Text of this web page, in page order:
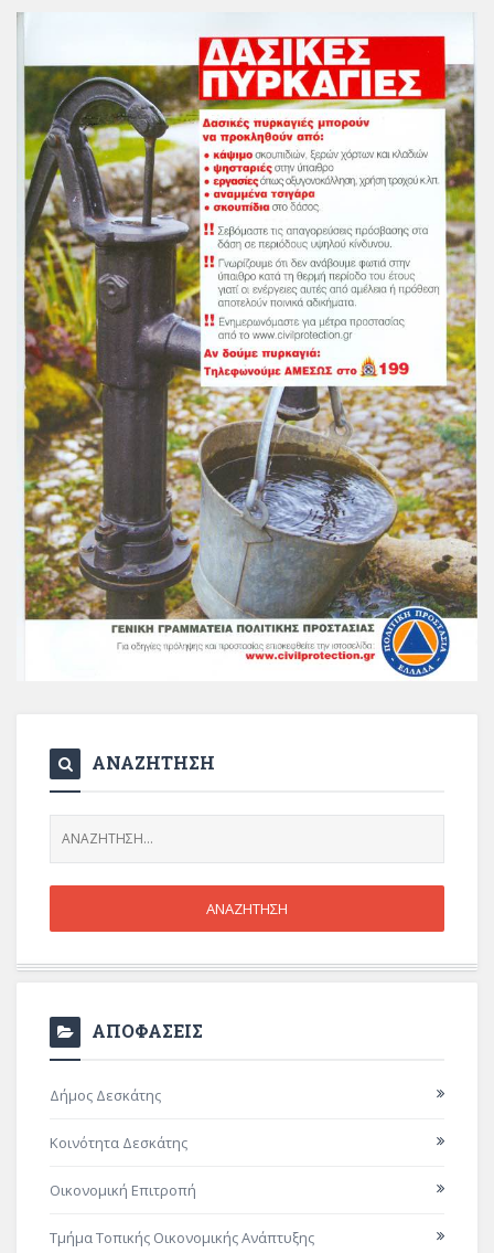
ΑΝΑΖΗΤΗΣΗ
ΑΠΟΦΑΣΕΙΣ
Δήμος Δεσκάτης
Κοινότητα Δεσκάτης
Οικονομική Επιτροπή
Τμήμα Τοπικής Οικονομικής Ανάπτυξης